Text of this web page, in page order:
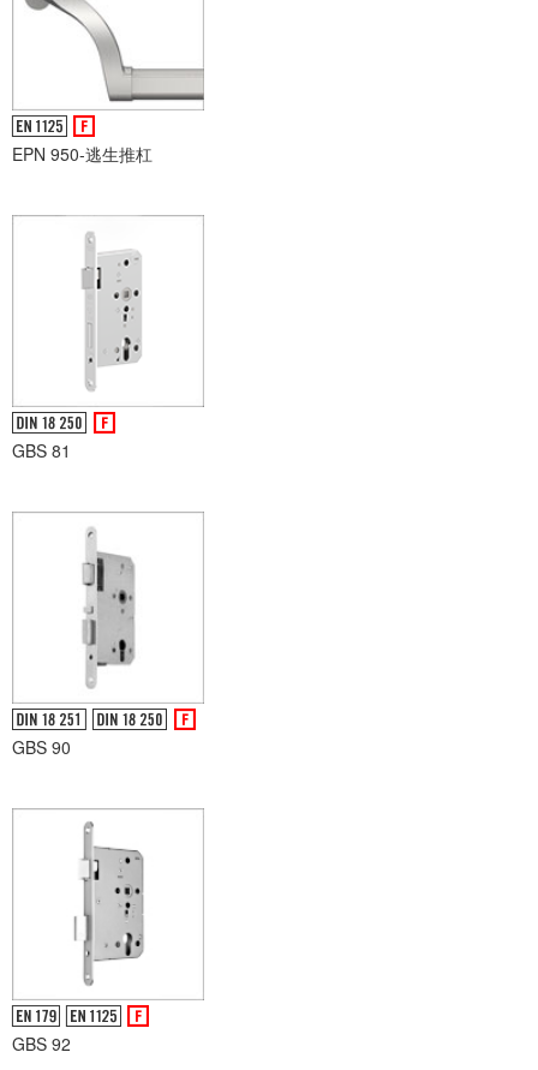
EPN 950-逃生推杠
GBS 81
GBS 90
GBS 92